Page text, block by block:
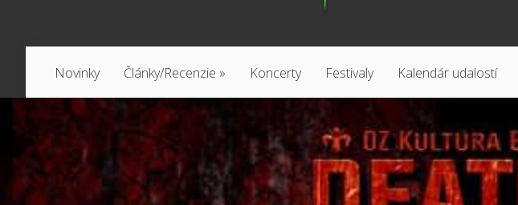
Novinky Články/Recenzie » Koncerty Festivaly Kalendár udalostí